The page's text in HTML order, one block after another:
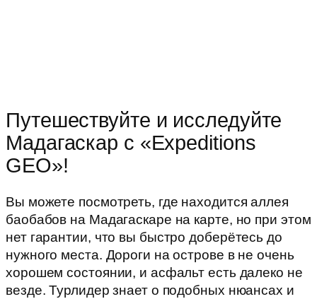
Путешествуйте и исследуйте
Мадагаскар с «Expeditions
GEO»!
Вы можете посмотреть, где находится аллея
баобабов на Мадагаскаре на карте, но при этом
нет гарантии, что вы быстро доберётесь до
нужного места. Дороги на острове в не очень
хорошем состоянии, и асфальт есть далеко не
везде. Турлидер знает о подобных нюансах и